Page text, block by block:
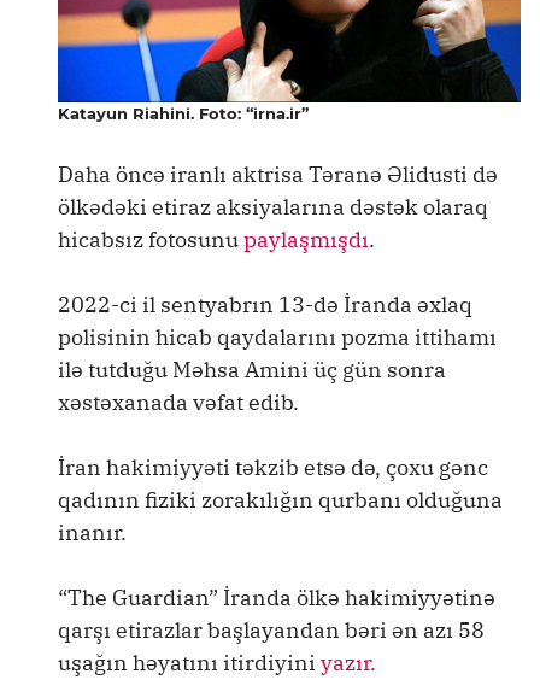
Katayun Riahini. Foto: “irna.ir”
Daha öncə iranlı aktrisa Təranə Əlidusti də
ölkədəki etiraz aksiyalarına dəstək olaraq
hicabsız fotosunupaylaşmışdı.
2022-ci il sentyabrın 13-də İranda əxlaq
polisinin hicab qaydalarını pozma ittihamı
ilə tutduğu Məhsa Amini üç gün sonra
xəstəxanada vəfat edib.
İran hakimiyyəti təkzib etsə də, çoxu gənc
qadının fiziki zorakılığın qurbanı olduğuna
inanır.
“The Guardian” İranda ölkə hakimiyyətinə
qarşı etirazlar başlayandan bəri ən azı 58
uşağın həyatını itirdiyini yazır.